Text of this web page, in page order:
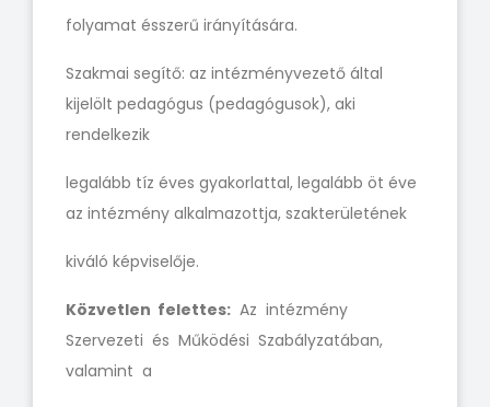
folyamat ésszerű irányítására.
Szakmai segítő: az intézményvezető által
kijelölt pedagógus (pedagógusok), aki
rendelkezik
legalább tíz éves gyakorlattal, legalább öt éve
az intézmény alkalmazottja, szakterületének
kiváló képviselője.
Közvetlen felettes: Az intézmény
Szervezeti és Működési Szabályzatában,
valamint a